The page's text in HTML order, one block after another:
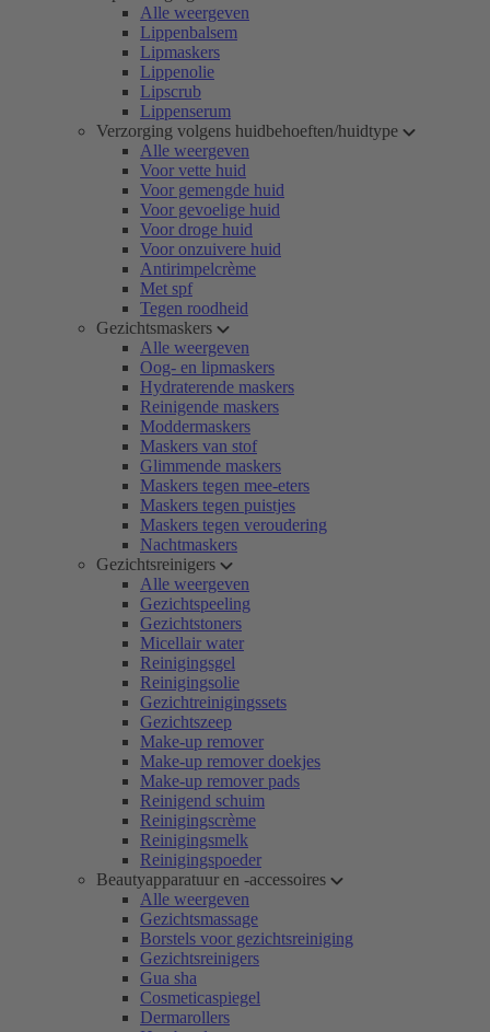
Alle weergeven
Lippenbalsem
Lipmaskers
Lippenolie
Lipscrub
Lippenserum
Verzorging volgens huidbehoeften/huidtype
Alle weergeven
Voor vette huid
Voor gemengde huid
Voor gevoelige huid
Voor droge huid
Voor onzuivere huid
Antirimpelcrème
Met spf
Tegen roodheid
Gezichtsmaskers
Alle weergeven
Oog- en lipmaskers
Hydraterende maskers
Reinigende maskers
Moddermaskers
Maskers van stof
Glimmende maskers
Maskers tegen mee-eters
Maskers tegen puistjes
Maskers tegen veroudering
Nachtmaskers
Gezichtsreinigers
Alle weergeven
Gezichtspeeling
Gezichtstoners
Micellair water
Reinigingsgel
Reinigingsolie
Gezichtreinigingssets
Gezichtszeep
Make-up remover
Make-up remover doekjes
Make-up remover pads
Reinigend schuim
Reinigingscrème
Reinigingsmelk
Reinigingspoeder
Beautyapparatuur en -accessoires
Alle weergeven
Gezichtsmassage
Borstels voor gezichtsreiniging
Gezichtsreinigers
Gua sha
Cosmeticaspiegel
Dermarollers